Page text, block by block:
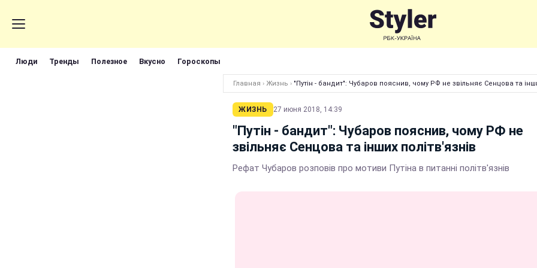
Люди Тренды Полезное Вкусно Гороскопы
Главная › Жизнь › "Путін - бандит": Чубаров пояснив, чому РФ не звільняє Сенцова та
ЖИЗНЬ 27 июня 2018, 14:39
"Путін - бандит": Чубаров пояснив, чому РФ не
звільняє Сенцова та інших політв'язнів
Рефат Чубаров розповів про мотиви Путіна в питанні політв'язнів